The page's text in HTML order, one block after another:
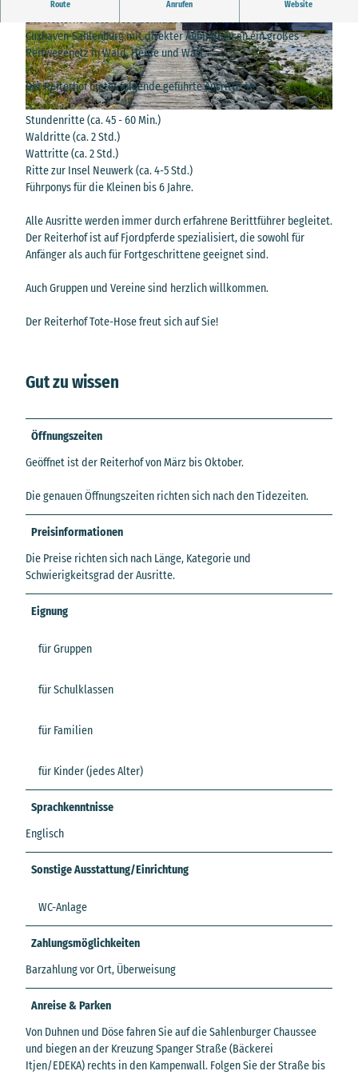
i
d
e
o
a
i
e
l
e
n
© Copyright for fallback preview image
© Reiterhof Tote-Hose © Reiterhof Tote-Hose
Route Anrufen Website
Geführte Ausritte für Anfänger und Fortgeschrittene.
Der Reiterhof Tote-Hose befindet sich seit 1989 im schönen
Cuxhaven-Sahlenburg mit direkter Anbindung an ein großes
Reitwegenetz in Wald, Heide und Watt.
Der Reiterhof bietet folgende geführte Ausritte an:
Stundenritte (ca. 45 - 60 Min.)
Waldritte (ca. 2 Std.)
Wattritte (ca. 2 Std.)
Ritte zur Insel Neuwerk (ca. 4-5 Std.)
Führponys für die Kleinen bis 6 Jahre.
Alle Ausritte werden immer durch erfahrene Berittführer begleitet.
Der Reiterhof ist auf Fjordpferde spezialisiert, die sowohl für
Anfänger als auch für Fortgeschrittene geeignet sind.
Auch Gruppen und Vereine sind herzlich willkommen.
Der Reiterhof Tote-Hose freut sich auf Sie!
Gut zu wissen
Öffnungszeiten
Geöffnet ist der Reiterhof von März bis Oktober.
Die genauen Öffnungszeiten richten sich nach den Tidezeiten.
Preisinformationen
Die Preise richten sich nach Länge, Kategorie und
Schwierigkeitsgrad der Ausritte.
Eignung
für Gruppen
für Schulklassen
für Familien
für Kinder (jedes Alter)
Sprachkenntnisse
Englisch
Sonstige Ausstattung/Einrichtung
WC-Anlage
Zahlungsmöglichkeiten
Barzahlung vor Ort, Überweisung
Anreise & Parken
Von Duhnen und Döse fahren Sie auf die Sahlenburger Chaussee
und biegen an der Kreuzung Spanger Straße (Bäckerei
Itjen/EDEKA) rechts in den Kampenwall. Folgen Sie der Straße bis